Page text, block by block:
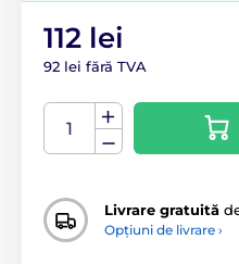
112 lei
92 lei fără TVA
Livrare gratuită
Opțiuni de livrare ›